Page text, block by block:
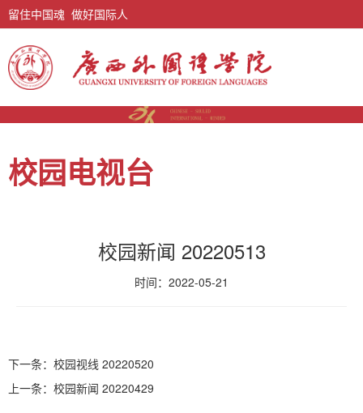
留住中国魂 做好国际人
校园电视台
校园新闻 20220513
时间：2022-05-21
下一条： 校园视线 20220520
上一条： 校园新闻 20220429